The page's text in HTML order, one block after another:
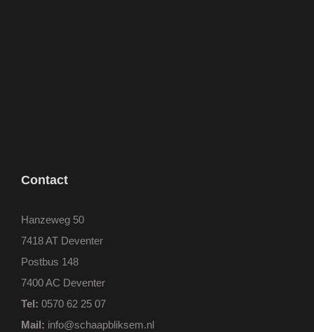
Contact
Hanzeweg 50
7418 AT Deventer
Postbus 148
7400 AC Deventer
Tel: 0570 62 25 07
Mail: info@schaapbliksem.nl